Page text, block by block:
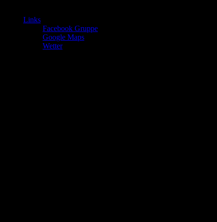
Links
Facebook Gruppe
Google Maps
Wetter